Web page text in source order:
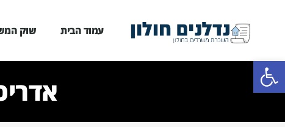
פתח סרגל נגישות
עמוד הבית שוק